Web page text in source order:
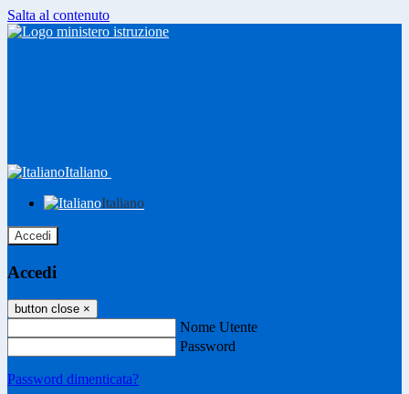
Salta al contenuto
Italiano
Italiano
Accedi
Accedi
button close ×
Nome Utente
Password
Password dimenticata?